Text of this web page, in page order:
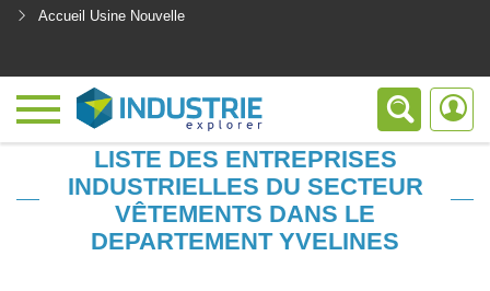
Accueil Usine Nouvelle
LISTE DES ENTREPRISES
INDUSTRIELLES DU SECTEUR
VÊTEMENTS DANS LE
DEPARTEMENT YVELINES